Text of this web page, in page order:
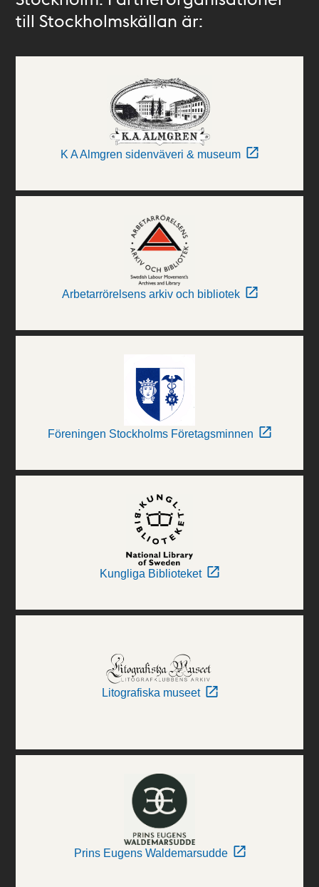
till Stockholmskällan är:
K A Almgren sidenväveri & museum
Arbetarrörelsens arkiv och bibliotek
Föreningen Stockholms Företagsminnen
Kungliga Biblioteket
Litografiska museet
Prins Eugens Waldemarsudde